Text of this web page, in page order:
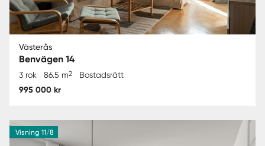
Västerås
Benvägen 14
3 rok 86.5 m2 Bostadsrätt
995 000 kr
Visning 11/8